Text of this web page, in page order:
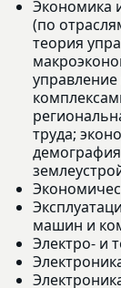
Экономика
(по
теория
труда;
машин и
Электро- и